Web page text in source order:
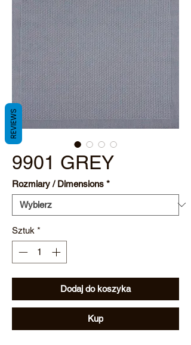
9901 GREY
Rozmiary / Dimensions *
Sztuk *
Dodaj do koszyka
Kup
REVIEWS